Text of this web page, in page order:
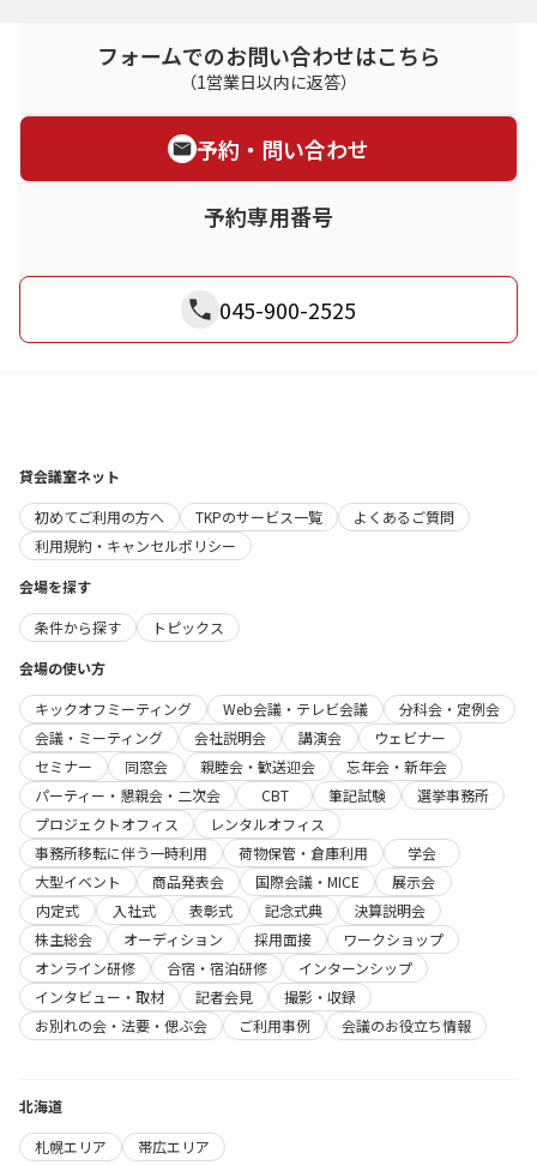
フォームでのお問い合わせはこちら
（1営業日以内に返答）
予約・問い合わせ
予約専用番号
045-900-2525
貸会議室ネット
初めてご利用の方へ
TKPのサービス一覧
よくあるご質問
利用規約・キャンセルポリシー
会場を探す
条件から探す
トピックス
会場の使い方
キックオフミーティング
Web会議・テレビ会議
分科会・定例会
会議・ミーティング
会社説明会 講演会
ウェビナー
セミナー
同窓会 親睦会・歓送迎会
忘年会・新年会
パーティー・懇親会・二次会
CBT 筆記試験
選挙事務所
プロジェクトオフィス
レンタルオフィス
事務所移転に伴う一時利用
荷物保管・倉庫利用
学会
大型イベント
商品発表会 国際会議・MICE
展示会
内定式
入社式 表彰式 記念式典
決算説明会
株主総会
オーディション 採用面接
ワークショップ
オンライン研修
合宿・宿泊研修
インターンシップ
インタビュー・取材
記者会見
撮影・収録
お別れの会・法要・偲ぶ会
ご利用事例 会議のお役立ち情報
北海道
札幌エリア
帯広エリア